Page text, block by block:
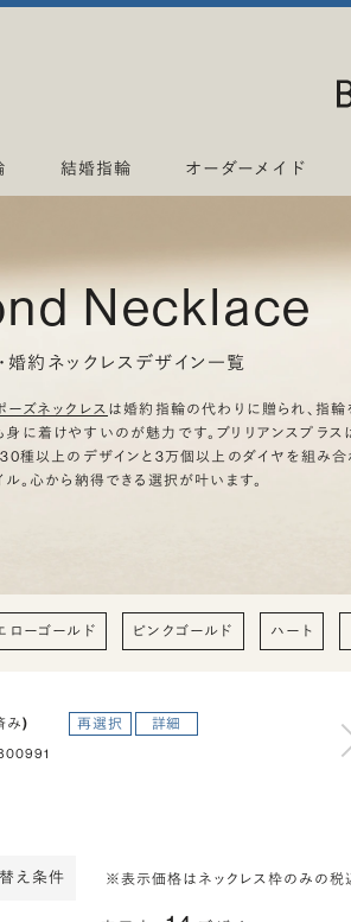
結婚指輪 オーダーメイド
Necklace
婚約ネックレスデザイン一覧
ーズネックレス は婚約指輪の代わりに贈られ、指輪
に着けやすいのが魅力です。ブリリアンスプラス
種以上のデザインと3万個以上のダイヤを組み合
ル。心から納得できる選択が叶います。
ローゴールド ピンクゴールド ハート
み) 再選択 詳細
え条件 ※表示価格はネックレス枠のみの税